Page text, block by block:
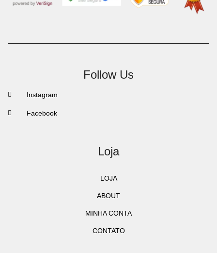
Follow Us
Instagram
Facebook
Loja
LOJA
ABOUT
MINHA CONTA
CONTATO